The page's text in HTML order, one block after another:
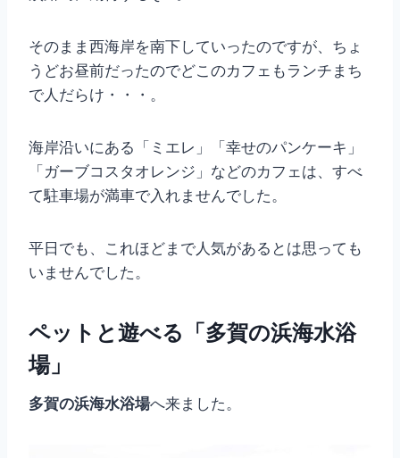
そのまま西海岸を南下していったのですが、ちょ
うどお昼前だったのでどこのカフェもランチまち
で人だらけ・・・。
海岸沿いにある「ミエレ」「幸せのパンケーキ」
「ガーブコスタオレンジ」などのカフェは、すべ
て駐車場が満車で入れませんでした。
平日でも、これほどまで人気があるとは思っても
いませんでした。
ペットと遊べる「多賀の浜海水浴
場」
多賀の浜海水浴場へ来ました。